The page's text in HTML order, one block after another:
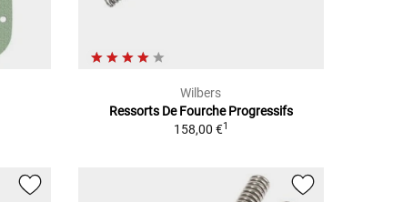
Wilbers
Ressorts De Fourche Progressifs
158,00 €1